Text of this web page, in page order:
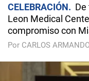
CELEBRACIÓN
Leon Medical
compromiso con
Por CARLOS